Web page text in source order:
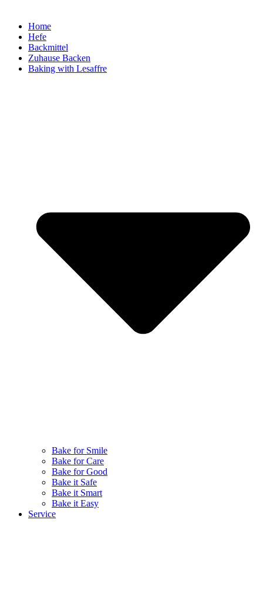
Home
Hefe
Backmittel
Zuhause Backen
Baking with Lesaffre
Bake for Smile
Bake for Care
Bake for Good
Bake it Safe
Bake it Smart
Bake it Easy
Service